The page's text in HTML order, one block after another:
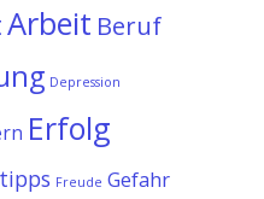
Arbeit Beruf
Depression
Erfolg
Freude Gefahr